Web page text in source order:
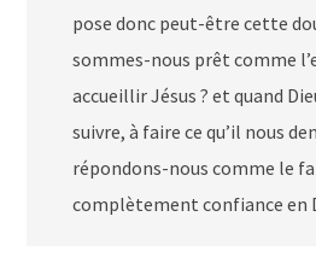
pose donc peut-être cette
sommes-nous prêt comme
accueillir Jésus ? et quand
suivre, à faire ce qu’il nous
répondons-nous comme le
complètement confiance en